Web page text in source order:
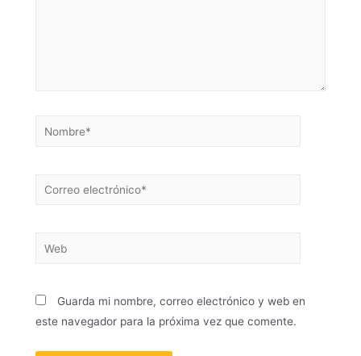
Guarda mi nombre, correo electrónico y web en
este navegador para la próxima vez que comente.